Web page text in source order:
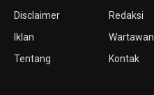
Disclaimer
Iklan
Tentang
Redaksi
Wartawan
Kontak